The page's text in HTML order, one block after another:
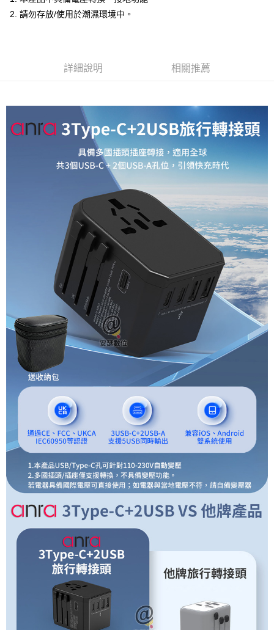
2. 請勿存放/使用於潮濕環境中。
詳細說明 相關推薦